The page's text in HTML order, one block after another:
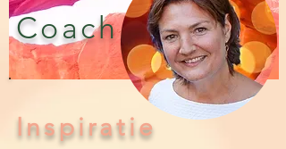
Inspiratie
Coach